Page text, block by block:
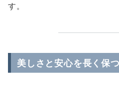
す。
美しさと安心を長く保